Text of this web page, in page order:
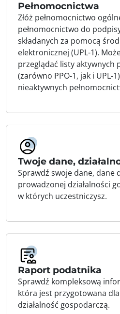
Pełnomocnictwa
Złóż pełnomocnictwo
pełnomocnictwo do
składanych za pomocą
elektronicznej (UPL-1).
przeglądać listy aktywnych
(zarówno PPO-1, jak i UPL-
nieaktywnych
Twoje dane,
Sprawdź swoje dane, dane
prowadzonej działalności
w których uczestniczysz.
Raport podatnika
Sprawdź kompleksową
która jest przygotowana
działalność gospodarczą.